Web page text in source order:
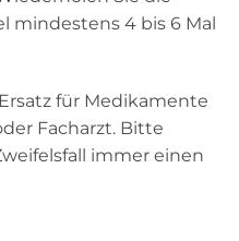
mindestens 4 bis 6 Mal
für Medikamente
Facharzt. Bitte
immer einen